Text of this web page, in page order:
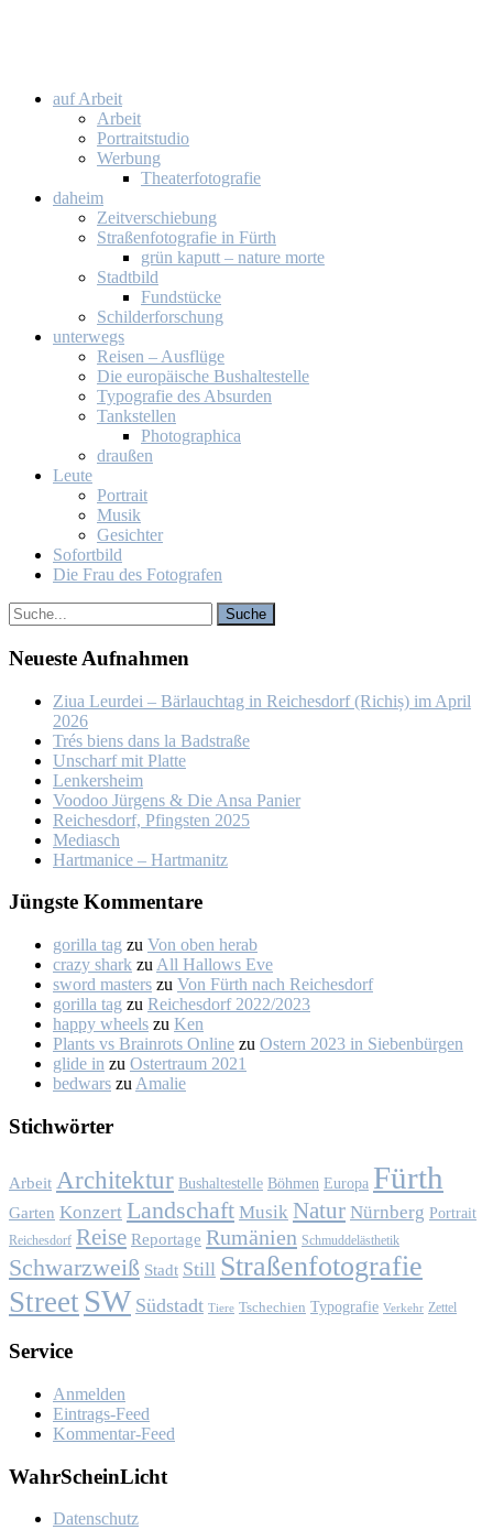
auf Ar­beit
Ar­beit
Por­trait­stu­dio
Wer­bung
Thea­ter­fo­to­gra­fie
da­heim
Zeit­ver­schie­bung
Stra­ßen­fo­to­gra­fie in Fürth
grün ka­putt – na­tu­re mor­te
Stadt­bild
Fund­stü­cke
Schil­der­for­schung
un­ter­wegs
Rei­sen – Aus­flü­ge
Die eu­ro­päi­sche Bus­hal­te­stel­le
Ty­po­gra­fie des Ab­sur­den
Tank­stel­len
Pho­to­gra­phi­ca
drau­ßen
Leu­te
Por­trait
Mu­sik
Ge­sich­ter
So­fort­bild
Die Frau des Fo­to­gra­fen
Neu­es­te Auf­nah­men
Ziua Leur­dei – Bär­lauch­tag in Rei­ches­dorf (Ri­chiș) im April
2026
Trés biens dans la Bad­stra­ße
Un­scharf mit Plat­te
Len­kers­heim
Voo­doo Jür­gens & Die An­sa Pa­nier
Rei­ches­dorf, Pfings­ten 2025
Me­dia­sch
Hart­ma­nice – Hart­ma­nitz
Jüngs­te Kom­men­ta­re
gorilla tag zu Von oben her­ab
crazy shark zu All Hal­lows Eve
sword masters zu Von Fürth nach Rei­ches­dorf
gorilla tag zu Rei­ches­dorf 2022/2023
happy wheels zu Ken
Plants vs Brainrots Online zu Os­tern 2023 in Sie­ben­bür­gen
glide in zu Os­ter­traum 2021
bedwars zu Ama­lie
Stich­wör­ter
Arbeit Architektur Bushaltestelle Böhmen Europa Fürth
Garten Konzert Landschaft Musik Natur Nürnberg Portrait
Reichesdorf Reise Reportage Rumänien Schmuddelästhetik
Schwarzweiß Stadt Still Straßenfotografie
Street SW Südstadt Tiere Tschechien Typografie Verkehr Zettel
Ser­vice
Anmelden
Eintrags-Feed
Kommentar-Feed
Wahr­Schein­Licht
Da­ten­schutz